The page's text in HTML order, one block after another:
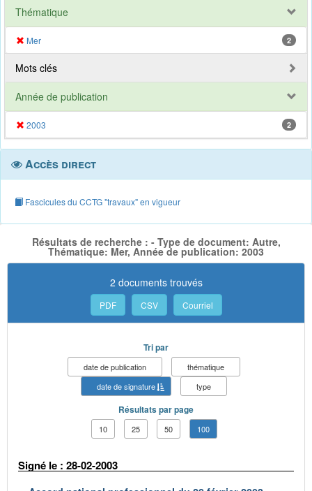
Thématique
Mer 2
Mots clés
Année de publication
2003 2
Accès direct
Fascicules du CCTG "travaux" en vigueur
Résultats de recherche : - Type de document: Autre,
Thématique: Mer, Année de publication: 2003
2 documents trouvés
PDF CSV Courriel
Tri par
date de publication
thématique
date de signature
type
Résultats par page
10 25 50 100
Signé le : 28-02-2003